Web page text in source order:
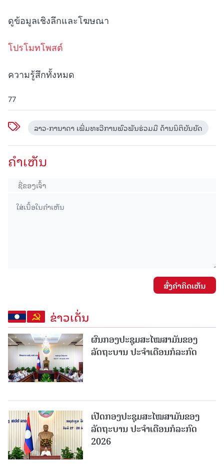
ดูข้อมูลเชิงลึกและโฆษณา
โปรโมทโพสต์
ความรู้สึกทั้งหมด
77
ລາວ-ການາດາ ເພີ່ມທະວີການພົວພັນຮ່ວມມື ດ້ານນິຕິບັນຍັດ
ຄໍາເຫັນ
ສົ່ງຄໍາຄິດເຫັນ
ຂ່າວເດັ່ນ
ຜົນກອງປະຊຸມສະໄໝສາມັນຂອງ
ລັດຖະບານ ປະຈຳເດືອນກໍລະກົດ
ເປີດກອງປະຊຸມສະໄໝສາມັນຂອງ
ລັດຖະບານ ປະຈໍາເດືອນກໍລະກົດ
2026